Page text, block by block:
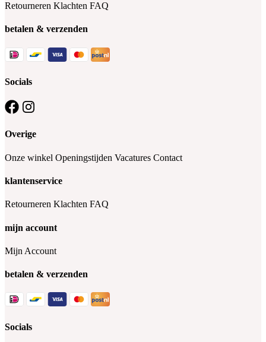
Retourneren Klachten FAQ
betalen & verzenden
Socials
Overige
Onze winkel Openingstijden Vacatures Contact
klantenservice
Retourneren Klachten FAQ
mijn account
Mijn Account
betalen & verzenden
Socials